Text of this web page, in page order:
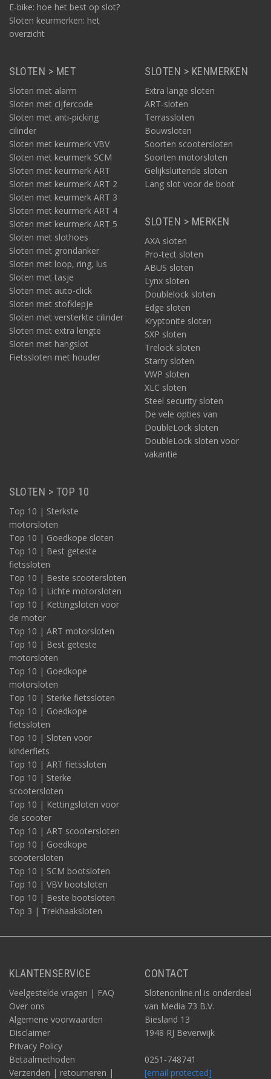
E-bike: hoe het best op slot?
Sloten keurmerken: het
overzicht
SLOTEN > MET
Sloten met alarm
Sloten met cijfercode
Sloten met anti-picking
cilinder
Sloten met keurmerk VBV
Sloten met keurmerk SCM
Sloten met keurmerk ART
Sloten met keurmerk ART 2
Sloten met keurmerk ART 3
Sloten met keurmerk ART 4
Sloten met keurmerk ART 5
Sloten met slothoes
Sloten met grondanker
Sloten met loop, ring, lus
Sloten met tasje
Sloten met auto-click
Sloten met stofklepje
Sloten met versterkte cilinder
Sloten met extra lengte
Sloten met hangslot
Fietssloten met houder
SLOTEN > KENMERKEN
Extra lange sloten
ART-sloten
Terrassloten
Bouwsloten
Soorten scootersloten
Soorten motorsloten
Gelijksluitende sloten
Lang slot voor de boot
SLOTEN > MERKEN
AXA sloten
Pro-tect sloten
ABUS sloten
Lynx sloten
Doublelock sloten
Edge sloten
Kryptonite sloten
SXP sloten
Trelock sloten
Starry sloten
VWP sloten
XLC sloten
Steel security sloten
De vele opties van
DoubleLock sloten
DoubleLock sloten voor
vakantie
SLOTEN > TOP 10
Top 10 | Sterkste
motorsloten
Top 10 | Goedkope sloten
Top 10 | Best geteste
fietssloten
Top 10 | Beste scootersloten
Top 10 | Lichte motorsloten
Top 10 | Kettingsloten voor
de motor
Top 10 | ART motorsloten
Top 10 | Best geteste
motorsloten
Top 10 | Goedkope
motorsloten
Top 10 | Sterke fietssloten
Top 10 | Goedkope
fietssloten
Top 10 | Sloten voor
kinderfiets
Top 10 | ART fietssloten
Top 10 | Sterke
scootersloten
Top 10 | Kettingsloten voor
de scooter
Top 10 | ART scootersloten
Top 10 | Goedkope
scootersloten
Top 10 | SCM bootsloten
Top 10 | VBV bootsloten
Top 10 | Beste bootsloten
Top 3 | Trekhaaksloten
KLANTENSERVICE
Veelgestelde vragen | FAQ
Over ons
Algemene voorwaarden
Disclaimer
Privacy Policy
Betaalmethoden
Verzenden | retourneren |
CONTACT
Slotenonline.nl is onderdeel
van Media 73 B.V.
Biesland 13
1948 RJ Beverwijk
0251-748741
[email protected]